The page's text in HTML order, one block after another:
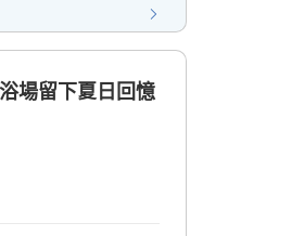
場留下夏日回憶